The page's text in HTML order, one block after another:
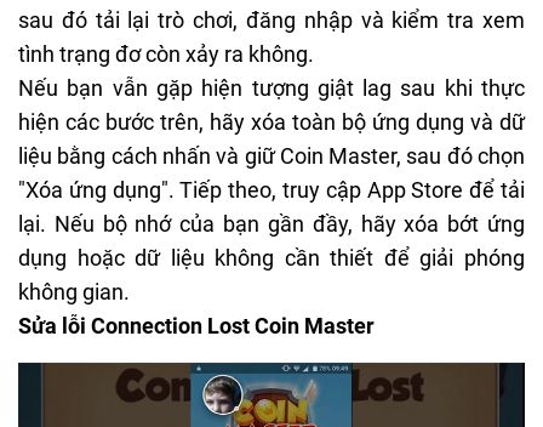
sau đó tải lại trò chơi, đăng nhập và kiểm tra xem
tình trạng đơ còn xảy ra không.
Nếu bạn vẫn gặp hiện tượng giật lag sau khi thực
hiện các bước trên, hãy xóa toàn bộ ứng dụng và dữ
liệu bằng cách nhấn và giữ Coin Master, sau đó chọn
"Xóa ứng dụng". Tiếp theo, truy cập App Store để tải
lại. Nếu bộ nhớ của bạn gần đầy, hãy xóa bớt ứng
dụng hoặc dữ liệu không cần thiết để giải phóng
không gian.
Sửa lỗi Connection Lost Coin Master